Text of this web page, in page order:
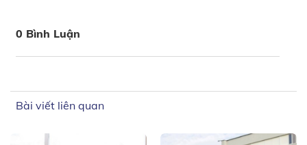
0 Bình Luận
Bài viết liên quan